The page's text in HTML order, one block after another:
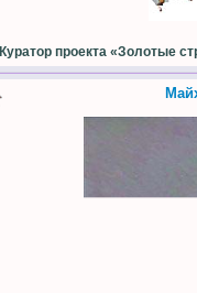
Куратор проекта «Золотые